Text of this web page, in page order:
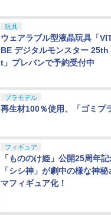
玩具
ウェアラブル型液晶玩具「
BE デジタルモンスター
t」プレバンで予約受付中
プラモデル
再生材100％使用、「ゴミプ
フィギュア
「もののけ姫」公開25周年記
「シシ神」が劇中の様な神
マフィギュア化！